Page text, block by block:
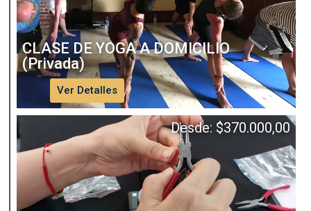
CLASE DE YOGA A DOMICILIO
(Privada)
Ver Detalles
Desde: $370.000,00